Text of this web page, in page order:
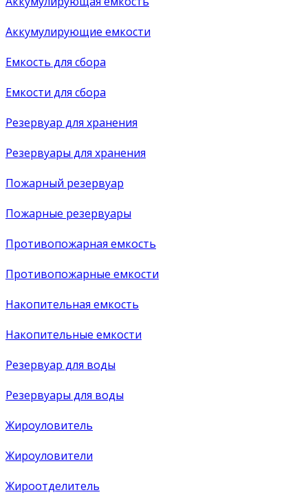
Аккумулирующие емкости
Емкость для сбора
Емкости для сбора
Резервуар для хранения
Резервуары для хранения
Пожарный резервуар
Пожарные резервуары
Противопожарная емкость
Противопожарные емкости
Накопительная емкость
Накопительные емкости
Резервуар для воды
Резервуары для воды
Жироуловитель
Жироуловители
Жироотделитель